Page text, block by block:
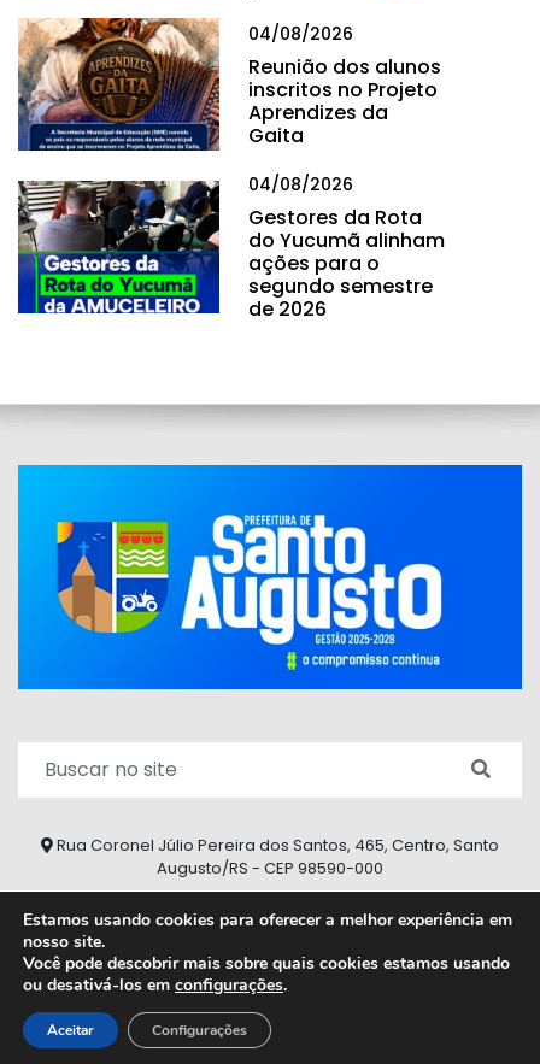
04/08/2026
Reunião dos alunos
inscritos no Projeto
Aprendizes da
Gaita
04/08/2026
Gestores da Rota
do Yucumã alinham
ações para o
segundo semestre
de 2026
Rua Coronel Júlio Pereira dos Santos, 465, Centro, Santo
Augusto/RS - CEP 98590-000
2026 © Todos os direitos reservados.
Estamos usando cookies para oferecer a melhor experiência em
nosso site.
Você pode descobrir mais sobre quais cookies estamos usando
ou desativá-los em configurações.
Aceitar Configurações